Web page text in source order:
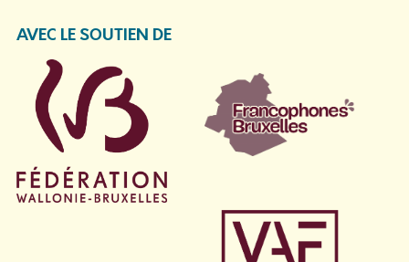
AVEC LE SOUTIEN DE